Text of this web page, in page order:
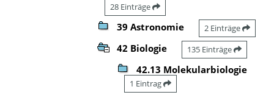
28 Einträge
39 Astronomie 2 Einträge
42 Biologie 135 Einträge
42.13 Molekularbiologie
1 Eintrag